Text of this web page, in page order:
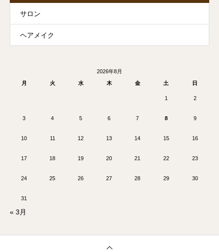
サロン
ヘアメイク
2026年8月
月
火 水 木 金 土 日
1 2
3 4 5 6 7 8 9
10 11 12 13 14 15 16
17 18 19 20 21 22 23
24 25 26 27 28 29 30
31
« 3月